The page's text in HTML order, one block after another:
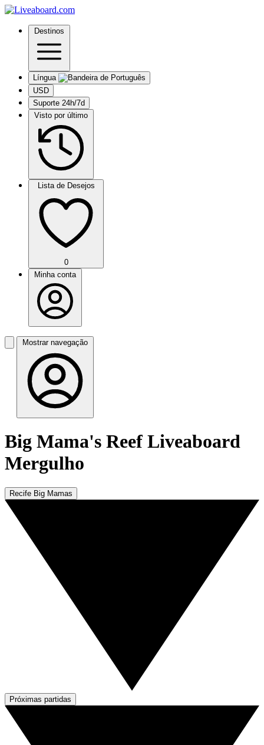
Destinos
Língua
USD
Suporte 24h/7d
Visto por último
Lista de Desejos
0
Minha conta
Mostrar navegação
Big Mama's Reef Liveaboard
Mergulho
Recife Big Mamas
Próximas partidas